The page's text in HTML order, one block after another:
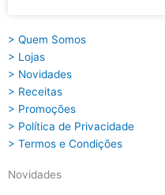
> Quem Somos
> Lojas
> Novidades
> Receitas
> Promoções
> Política de Privacidade
> Termos e Condições
Novidades